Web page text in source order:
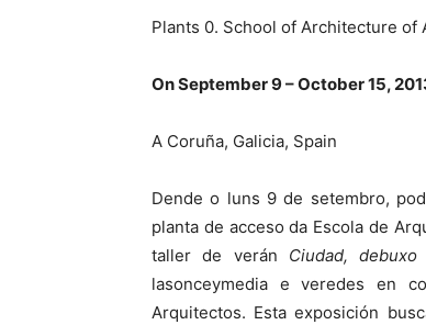
Plants 0. School of Architecture of
On September 9 – October 15,
A Coruña, Galicia, Spain
Dende o luns 9 de setembro,
planta de acceso da Escola de
taller de verán Ciudad,
lasonceymedia e veredes en
Arquitectos. Esta exposición